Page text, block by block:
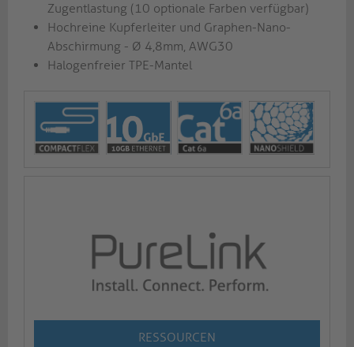
Zugentlastung (10 optionale Farben verfügbar)
Hochreine Kupferleiter und Graphen-Nano-
Abschirmung - Ø 4,8mm, AWG30
Halogenfreier TPE-Mantel
RESSOURCEN